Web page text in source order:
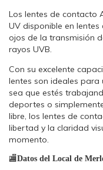
Los lentes de contacto
UV disponible en
ojos de la transmisión
rayos UVB.
Con su excelente
lentes son ideales para
sea que estés
deportes o
libre, los lentes de
libertad y la claridad
momento.
🏬Datos del Local de